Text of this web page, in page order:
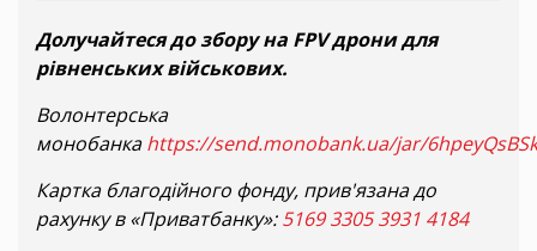
Долучайтеся до збору на FPV дрони для
рівненських військових.
Волонтерська
монобанкаhttps://send.monobank.ua/jar/6hpeyQsBSk
Картка благодійного фонду, прив'язана до
рахунку в «Приватбанку»:5169 3305 3931 4184